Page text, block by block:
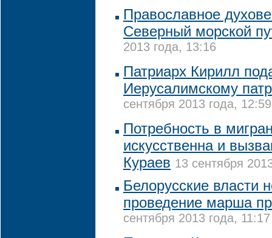
Православное
Северный морской
2013 года, 13:16
Патриарх Кирилл
Иерусалимскому
сентября 2013 года, 12:59
Потребность в
искусственна и
Кураев 13 сентября
Белорусские власти
проведение марша
сентября 2013 года, 11:17